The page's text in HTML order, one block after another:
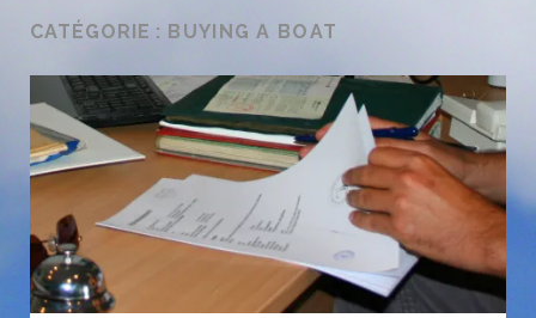
CATÉGORIE : BUYING A BOAT